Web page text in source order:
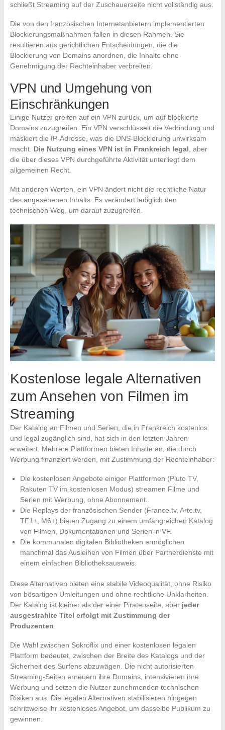
schließt Streaming auf der Zuschauerseite nicht vollständig aus.
Die von den französischen Internetanbietern implementierten
Blockierungsmaßnahmen fallen in diesen Rahmen. Sie
resultieren aus gerichtlichen Entscheidungen, die die
Blockierung von Domains anordnen, die Inhalte ohne
Genehmigung der Rechteinhaber verbreiten.
VPN und Umgehung von
Einschränkungen
Einige Nutzer greifen auf ein VPN zurück, um auf blockierte
Domains zuzugreifen. Ein VPN verschlüsselt die Verbindung und
maskiert die IP-Adresse, was die DNS-Blockierung unwirksam
macht. Die Nutzung eines VPN ist in Frankreich legal , aber
die über dieses VPN durchgeführte Aktivität unterliegt dem
allgemeinen Recht.
Mit anderen Worten, ein VPN ändert nicht die rechtliche Natur
des angesehenen Inhalts. Es verändert lediglich den
technischen Weg, um darauf zuzugreifen.
Kostenlose legale Alternativen
zum Ansehen von Filmen im
Streaming
Der Katalog an Filmen und Serien, die in Frankreich kostenlos
und legal zugänglich sind, hat sich in den letzten Jahren
erweitert. Mehrere Plattformen bieten Inhalte an, die durch
Werbung finanziert werden, mit Zustimmung der Rechteinhaber:
Die kostenlosen Angebote einiger Plattformen (Pluto TV,
Rakuten TV im kostenlosen Modus) streamen Filme und
Serien mit Werbung, ohne Abonnement.
Die Replays der französischen Sender (France.tv, Arte.tv,
TF1+, M6+) bieten Zugang zu einem umfangreichen Katalog
von Filmen, Dokumentationen und Serien in VF.
Die kommunalen digitalen Bibliotheken ermöglichen
manchmal das Ausleihen von Filmen über Partnerdienste mit
einem einfachen Bibliotheksausweis.
Diese Alternativen bieten eine stabile Videoqualität, ohne Risiko
von bösartigen Umleitungen und ohne rechtliche Unklarheiten.
Der Katalog ist kleiner als der einer Piratenseite, aber jeder
ausgestrahlte Titel erfolgt mit Zustimmung der
Produzenten.
Die Wahl zwischen Sokroflix und einer kostenlosen legalen
Plattform bedeutet, zwischen der Breite des Katalogs und der
Sicherheit des Surfens abzuwägen. Die nicht autorisierten
Streaming-Seiten erneuern ihre Domains, intensivieren ihre
Werbung und setzen die Nutzer zunehmenden technischen
Risiken aus. Die legalen Alternativen stabilisieren hingegen
schrittweise ihr kostenloses Angebot, um dasselbe Publikum zu
gewinnen.